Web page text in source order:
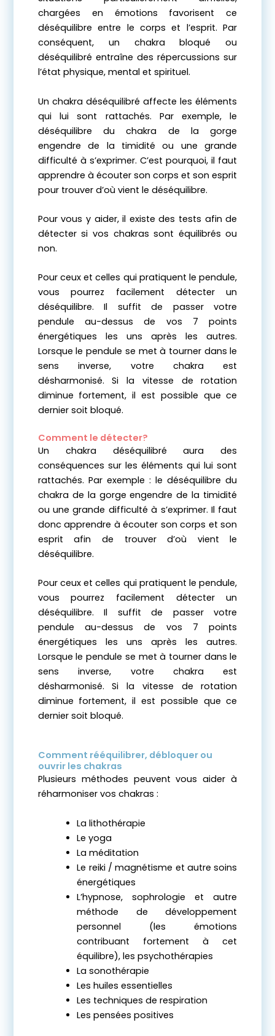
chargées en émotions favorisent ce
déséquilibre entre le corps et l’esprit. Par
conséquent, un chakra bloqué ou
déséquilibré entraîne des répercussions sur
l’état physique, mental et spirituel.
Un chakra déséquilibré affecte les éléments
qui lui sont rattachés. Par exemple, le
déséquilibre du chakra de la gorge
engendre de la timidité ou une grande
difficulté à s’exprimer. C’est pourquoi, il faut
apprendre à écouter son corps et son esprit
pour trouver d’où vient le déséquilibre.
Pour vous y aider, il existe des tests afin de
détecter si vos chakras sont équilibrés ou
non.
Pour ceux et celles qui pratiquent le pendule,
vous pourrez facilement détecter un
déséquilibre. Il suffit de passer votre
pendule au-dessus de vos 7 points
énergétiques les uns après les autres.
Lorsque le pendule se met à tourner dans le
sens inverse, votre chakra est
désharmonisé. Si la vitesse de rotation
diminue fortement, il est possible que ce
dernier soit bloqué.
Comment le détecter?
Un chakra déséquilibré aura des
conséquences sur les éléments qui lui sont
rattachés. Par exemple : le déséquilibre du
chakra de la gorge engendre de la timidité
ou une grande difficulté à s’exprimer. Il faut
donc apprendre à écouter son corps et son
esprit afin de trouver d’où vient le
déséquilibre.
Pour ceux et celles qui pratiquent le pendule,
vous pourrez facilement détecter un
déséquilibre. Il suffit de passer votre
pendule au-dessus de vos 7 points
énergétiques les uns après les autres.
Lorsque le pendule se met à tourner dans le
sens inverse, votre chakra est
désharmonisé. Si la vitesse de rotation
diminue fortement, il est possible que ce
dernier soit bloqué.
Comment rééquilibrer, débloquer ou
ouvrir les chakras
Plusieurs méthodes peuvent vous aider à
réharmoniser vos chakras :
La lithothérapie
Le yoga
La méditation
Le reiki / magnétisme et autre soins
énergétiques
L’hypnose, sophrologie et autre
méthode de développement
personnel (les émotions
contribuant fortement à cet
équilibre), les psychothérapies
La sonothérapie
Les huiles essentielles
Les techniques de respiration
Les pensées positives